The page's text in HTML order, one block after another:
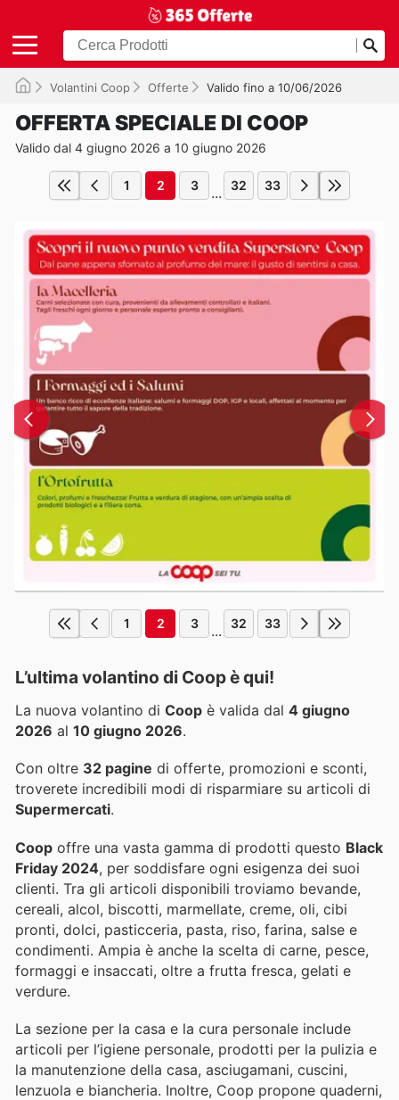
Volantini Coop Offerte Valido fino a 10/06/2026
OFFERTA SPECIALE DI COOP
Valido dal 4 giugno 2026 a 10 giugno 2026
1 2 3 ... 32 33
1 2 3 ... 32 33
L’ultima volantino di Coop è qui!
La nuova volantino di Coop è valida dal 4 giugno
2026 al 10 giugno 2026.
Con oltre 32 pagine di offerte, promozioni e sconti,
troverete incredibili modi di risparmiare su articoli di
Supermercati.
Coop offre una vasta gamma di prodotti questo Black
Friday 2024, per soddisfare ogni esigenza dei suoi
clienti. Tra gli articoli disponibili troviamo bevande,
cereali, alcol, biscotti, marmellate, creme, oli, cibi
pronti, dolci, pasticceria, pasta, riso, farina, salse e
condimenti. Ampia è anche la scelta di carne, pesce,
formaggi e insaccati, oltre a frutta fresca, gelati e
verdure.
La sezione per la casa e la cura personale include
articoli per l’igiene personale, prodotti per la pulizia e
la manutenzione della casa, asciugamani, cuscini,
lenzuola e biancheria. Inoltre, Coop propone quaderni,